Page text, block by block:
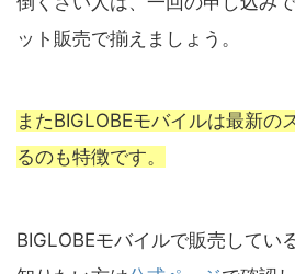
ット販売で揃えましょう。
またBIGLOBEモバイルは最新の
るのも特徴です。
BIGLOBEモバイルで販売してい